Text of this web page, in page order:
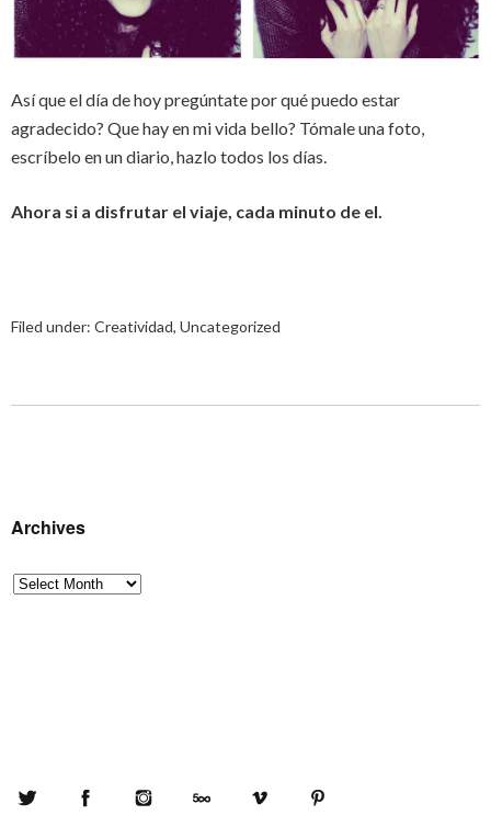
Así que el día de hoy pregúntate por qué puedo estar
agradecido? Que hay en mi vida bello? Tómale una foto,
escríbelo en un diario, hazlo todos los días.
Ahora si a disfrutar el viaje, cada minuto de el.
Filed under: Creatividad, Uncategorized
Archives
Archives